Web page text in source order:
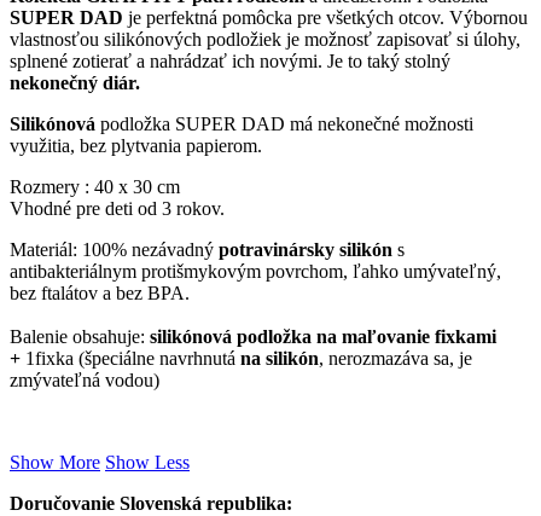
SUPER DAD je perfektná pomôcka pre všetkých otcov. Výbornou
vlastnosťou silikónových podložiek je možnosť zapisovať si úlohy,
splnené zotierať a nahrádzať ich novými. Je to taký stolný
nekonečný diár.
Silikónová podložka SUPER DAD má nekonečné možnosti
využitia, bez plytvania papierom.
Rozmery : 40 x 30 cm
Vhodné pre deti od 3 rokov.
Materiál: 100% nezávadný potravinársky silikón s
antibakteriálnym protišmykovým povrchom, ľahko umývateľný,
bez ftalátov a bez BPA.
Balenie obsahuje: silikónová podložka na maľovanie fixkami
+ 1fixka (špeciálne navrhnutá na silikón, nerozmazáva sa, je
zmývateľná vodou)
Show More Show Less
Doručovanie Slovenská republika: